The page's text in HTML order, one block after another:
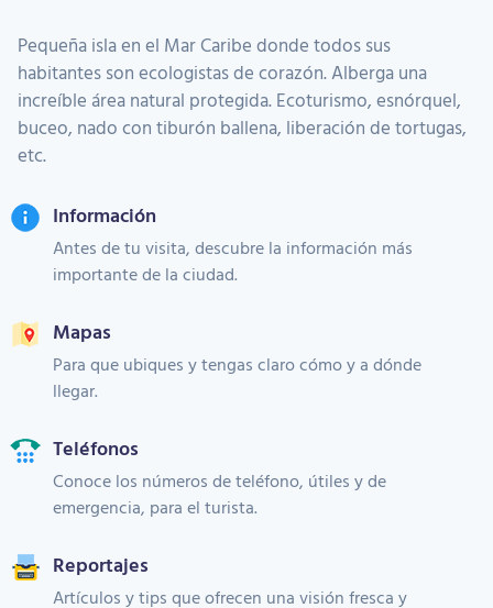
Pequeña isla en el Mar Caribe donde todos sus
habitantes son ecologistas de corazón. Alberga una
increíble área natural protegida. Ecoturismo, esnórquel,
buceo, nado con tiburón ballena, liberación de tortugas,
etc.
Información
Antes de tu visita, descubre la información más
importante de la ciudad.
Mapas
Para que ubiques y tengas claro cómo y a dónde
llegar.
Teléfonos
Conoce los números de teléfono, útiles y de
emergencia, para el turista.
Reportajes
Artículos y tips que ofrecen una visión fresca y